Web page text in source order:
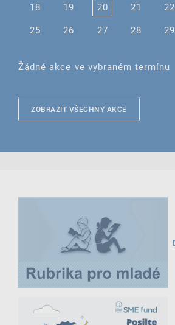
18
19 20 21 22
25
26 27 28 29
Žádné akce ve vybraném termínu
ZOBRAZIT VŠECHNY AKCE